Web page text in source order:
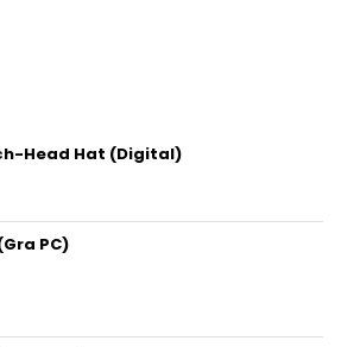
Head Hat (Digital)
PC)